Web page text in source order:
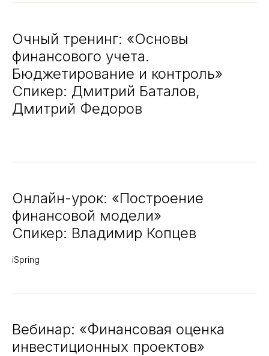
Очный тренинг: «Основы
финансового учета.
Бюджетирование и контроль»
Спикер: Дмитрий Баталов,
Дмитрий Федоров
Онлайн-урок: «Построение
финансовой модели»
Спикер: Владимир Копцев
iSpring
Вебинар: «Финансовая оценка
инвестиционных проектов»